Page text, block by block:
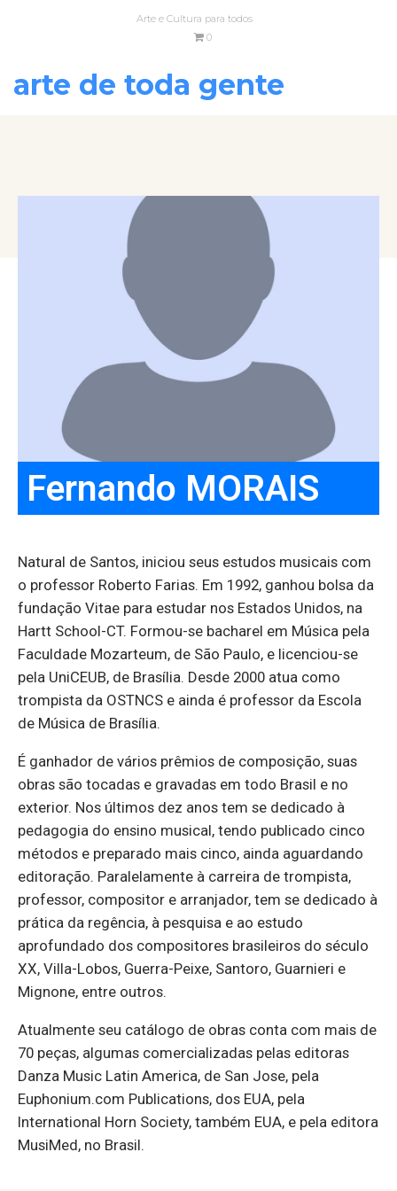
Arte e Cultura para todos
0
arte de toda gente
Fernando MORAIS
Natural de Santos, iniciou seus estudos musicais com
o professor Roberto Farias. Em 1992, ganhou bolsa da
fundação Vitae para estudar nos Estados Unidos, na
Hartt School-CT. Formou-se bacharel em Música pela
Faculdade Mozarteum, de São Paulo, e licenciou-se
pela UniCEUB, de Brasília. Desde 2000 atua como
trompista da OSTNCS e ainda é professor da Escola
de Música de Brasília.
É ganhador de vários prêmios de composição, suas
obras são tocadas e gravadas em todo Brasil e no
exterior. Nos últimos dez anos tem se dedicado à
pedagogia do ensino musical, tendo publicado cinco
métodos e preparado mais cinco, ainda aguardando
editoração. Paralelamente à carreira de trompista,
professor, compositor e arranjador, tem se dedicado à
prática da regência, à pesquisa e ao estudo
aprofundado dos compositores brasileiros do século
XX, Villa-Lobos, Guerra-Peixe, Santoro, Guarnieri e
Mignone, entre outros.
Atualmente seu catálogo de obras conta com mais de
70 peças, algumas comercializadas pelas editoras
Danza Music Latin America, de San Jose, pela
Euphonium.com Publications, dos EUA, pela
International Horn Society, também EUA, e pela editora
MusiMed, no Brasil.